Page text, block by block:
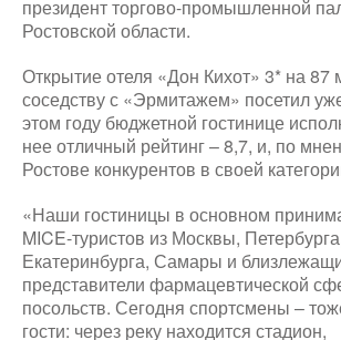
президент торгово-промышленной
Ростовской области.
Открытие отеля «Дон Кихот» 3* на 87
соседству с «Эрмитажем» посетил
этом году бюджетной гостинице
нее отличный рейтинг – 8,7, и, по
Ростове конкурентов в своей
«Наши гостиницы в основном
MICE-туристов из Москвы,
Екатеринбурга, Самары и
представители фармацевтической
посольств. Сегодня спортсмены –
гости: через реку находится стадион,